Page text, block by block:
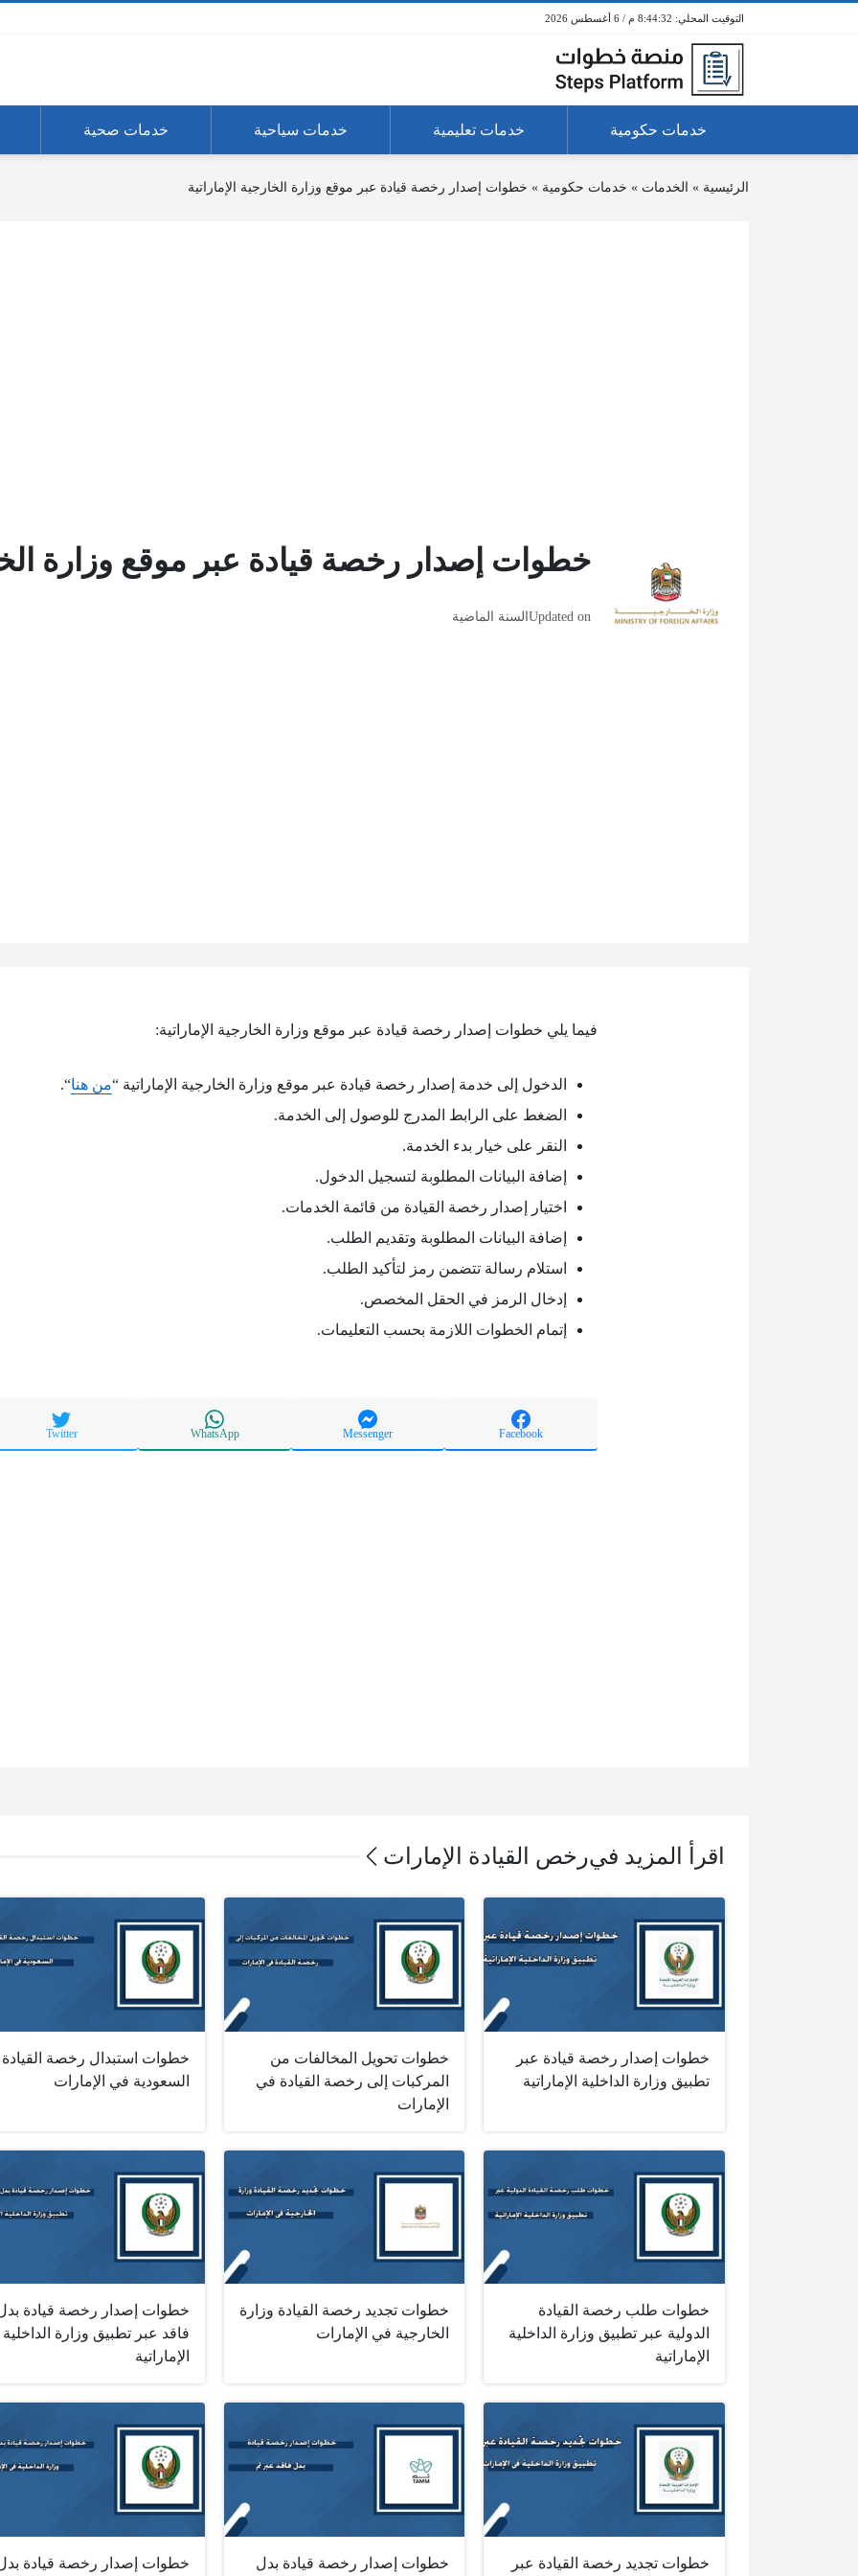
8:44:33 م / 6 أغسطس 2026
خدمات حكومية خدمات تعليمية خدمات سياحية خدمات صحية
الرئيسية » الخدمات » خدمات حكومية » خطوات إصدار رخصة قيادة عبر موقع وزارة الخارجية الإماراتية
خطوات إصدار رخصة قيادة عبر موقع وزارة
Updated onالسنة الماضية
فيما يلي خطوات إصدار رخصة قيادة عبر موقع وزارة الخارجية الإماراتية:
الدخول إلى خدمة إصدار رخصة قيادة عبر موقع وزارة الخارجية الإماراتية “من هنا“.
الضغط على الرابط المدرج للوصول إلى الخدمة.
النقر على خيار بدء الخدمة.
إضافة البيانات المطلوبة لتسجيل الدخول.
اختيار إصدار رخصة القيادة من قائمة الخدمات.
إضافة البيانات المطلوبة وتقديم الطلب.
استلام رسالة تتضمن رمز لتأكيد الطلب.
إدخال الرمز في الحقل المخصص.
إتمام الخطوات اللازمة بحسب التعليمات.
Facebook
Messenger
WhatsApp
Twitter
اقرأ المزيد فيرخص القيادة الإمارات
خطوات إصدار رخصة قيادة عبر
تطبيق وزارة الداخلية الإماراتية
خطوات تحويل المخالفات من
المركبات إلى رخصة القيادة في
الإمارات
خطوات استبدال رخصة القيادة
السعودية في الإمارات
خطوات طلب رخصة القيادة
الدولية عبر تطبيق وزارة الداخلية
الإماراتية
خطوات تجديد رخصة القيادة وزارة
الخارجية في الإمارات
خطوات إصدار رخصة قيادة
فاقد عبر تطبيق وزارة الداخلية
الإماراتية
خطوات تجديد رخصة القيادة عبر خطوات إصدار رخصة قيادة بدل خطوات إصدار رخصة قيادة